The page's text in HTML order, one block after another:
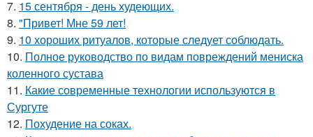
7. 15 сентября - день худеющих.
8. "Привет! Мне 59 лет!
9. 10 хороших ритуалов, которые следует соблюдать.
10. Полное руководство по видам повреждений мениска
коленного сустава
11. Какие современные технологии используются в
Сургуте
12. Похудение на соках.